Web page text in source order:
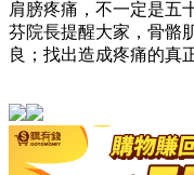
肩膀疼痛，不一定是五
芬院長提醒大家，骨骼
良；找出造成疼痛的真